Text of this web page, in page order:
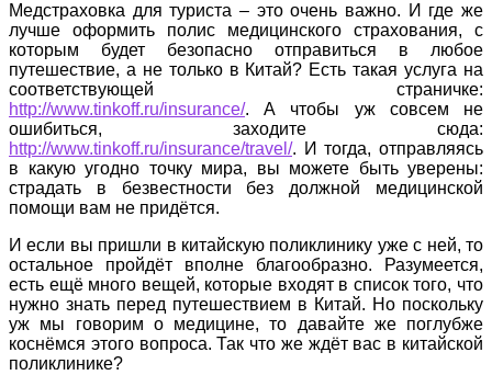
Медстраховка для туриста – это очень важно. И где же
лучше оформить полис медицинского страхования, с
которым будет безопасно отправиться в любое
путешествие, а не только в Китай? Есть такая услуга на
соответствующей страничке:
http://www.tinkoff.ru/insurance/. А чтобы уж совсем не
ошибиться, заходите сюда:
http://www.tinkoff.ru/insurance/travel/. И тогда, отправляясь
в какую угодно точку мира, вы можете быть уверены:
страдать в безвестности без должной медицинской
помощи вам не придётся.
И если вы пришли в китайскую поликлинику уже с ней, то
остальное пройдёт вполне благообразно. Разумеется,
есть ещё много вещей, которые входят в список того, что
нужно знать перед путешествием в Китай. Но поскольку
уж мы говорим о медицине, то давайте же поглубже
коснёмся этого вопроса. Так что же ждёт вас в китайской
поликлинике?